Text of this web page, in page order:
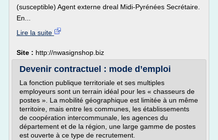
(susceptible) Agent externe dreal Midi-Pyrénées Secrétaire.
En...
Lire la suite
Site : http://nwasignshop.biz
Devenir contractuel : mode d’emploi
La fonction publique territoriale et ses multiples
employeurs sont un terrain idéal pour les « chasseurs de
postes ». La mobilité géographique est limitée à un même
territoire, mais entre les communes, les établissements
de coopération intercommunale, les agences du
département et de la région, une large gamme de postes
est ouverte à ce type de recrutement.